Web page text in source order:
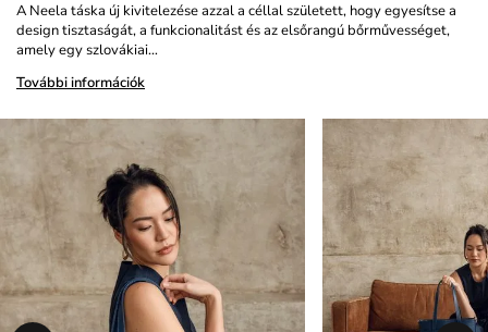
A Neela táska új kivitelezése azzal a céllal született, hogy egyesítse a
design tisztaságát, a funkcionalitást és az elsőrangú bőrművességet,
amely egy szlovákiai…
További információk